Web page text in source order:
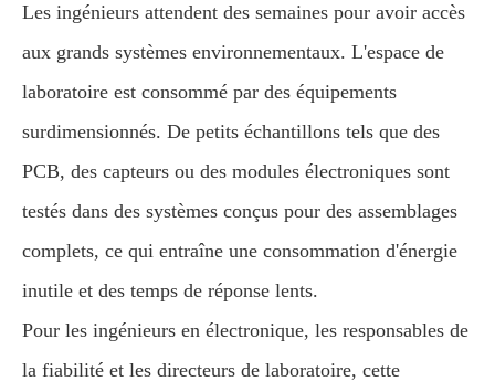
Les ingénieurs attendent des semaines pour avoir accès
aux grands systèmes environnementaux. L'espace de
laboratoire est consommé par des équipements
surdimensionnés. De petits échantillons tels que des
PCB, des capteurs ou des modules électroniques sont
testés dans des systèmes conçus pour des assemblages
complets, ce qui entraîne une consommation d'énergie
inutile et des temps de réponse lents.
Pour les ingénieurs en électronique, les responsables de
la fiabilité et les directeurs de laboratoire, cette